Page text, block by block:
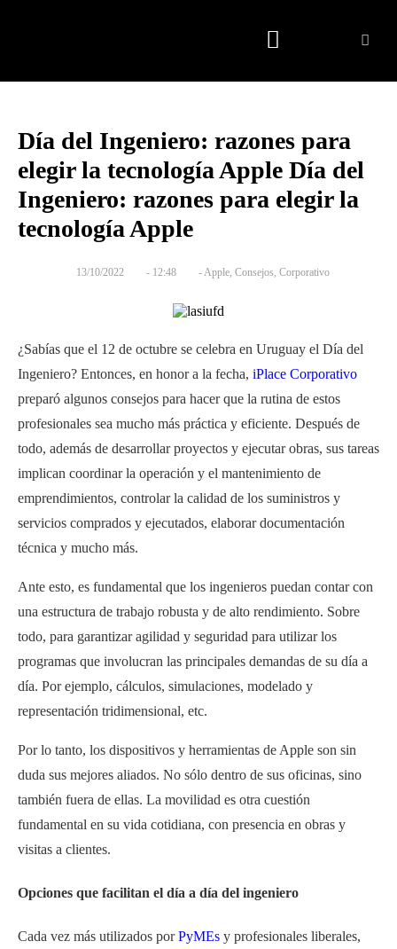
Día del Ingeniero: razones para
elegir la tecnología Apple Día del
Ingeniero: razones para elegir la
tecnología Apple
13/10/2022 - 12:48 - Apple Consejos Corporativo
¿Sabías que el 12 de octubre se celebra en Uruguay el Día del
Ingeniero? Entonces, en honor a la fecha, iPlace Corporativo
preparó algunos consejos para hacer que la rutina de estos
profesionales sea mucho más práctica y eficiente. Después de
todo, además de desarrollar proyectos y ejecutar obras, sus tareas
implican coordinar la operación y el mantenimiento de
emprendimientos, controlar la calidad de los suministros y
servicios comprados y ejecutados, elaborar documentación
técnica y mucho más.
Ante esto, es fundamental que los ingenieros puedan contar con
una estructura de trabajo robusta y de alto rendimiento. Sobre
todo, para garantizar agilidad y seguridad para utilizar los
programas que involucran las principales demandas de su día a
día. Por ejemplo, cálculos, simulaciones, modelado y
representación tridimensional, etc.
Por lo tanto, los dispositivos y herramientas de Apple son sin
duda sus mejores aliados. No sólo dentro de sus oficinas, sino
también fuera de ellas. La movilidad es otra cuestión
fundamental en su vida cotidiana, con presencia en obras y
visitas a clientes.
Opciones que facilitan el día a día del ingeniero
Cada vez más utilizados porPyMEs y profesionales liberales,